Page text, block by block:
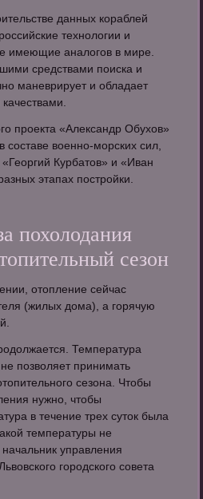
данных кораблей
технологии и
имеющие аналогов в мире.
средствами поиска и
маневрирует и обладает
проекта «Александр Обухов»
составе военно-морских сил,
Курбатов» и «Иван
этапах постройки.
похолодания
сезон
отопление сейчас
(жилых дома), а горячую
Температура
позволяет принимать
сезона. Чтобы
нужно, чтобы
в течение трех суток была
температуры не
управления
городского совета